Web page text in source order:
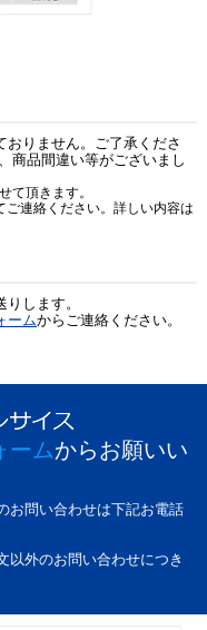
おりません。ご了承くださ
商品間違い等がございまし
て頂きます。
連絡ください。詳しい内容は
します。
ームからご連絡ください。
ームからお願いい
お問い合わせは下記お電話
外のお問い合わせにつき